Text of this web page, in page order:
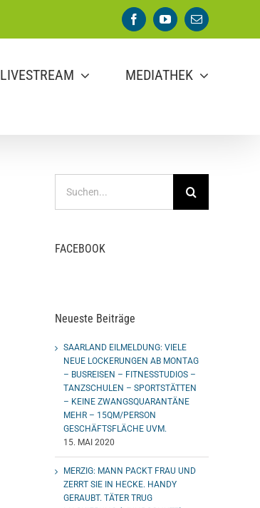
FacebookYouTube
E-
Mail
LIVESTREAM MEDIATHEK
nach:
FACEBOOK
Neueste Beiträge
SAARLAND EILMELDUNG: VIELE
NEUE LOCKERUNGEN AB MONTAG
– BUSREISEN – FITNESSTUDIOS –
TANZSCHULEN – SPORTSTÄTTEN
– KEINE ZWANGSQUARANTÄNE
MEHR – 15QM/PERSON
GESCHÄFTSFLÄCHE UVM.
15. MAI 2020
MERZIG: MANN PACKT FRAU UND
ZERRT SIE IN HECKE. HANDY
GERAUBT. TÄTER TRUG